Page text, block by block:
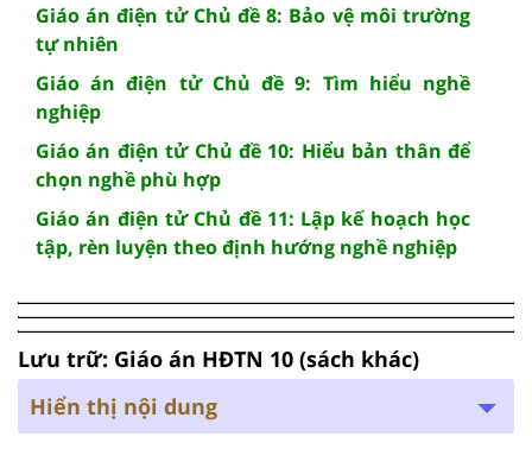
Giáo án điện tử Chủ đề 8: Bảo vệ môi trường
tự nhiên
Giáo án điện tử Chủ đề 9: Tìm hiểu nghề
nghiệp
Giáo án điện tử Chủ đề 10: Hiểu bản thân để
chọn nghề phù hợp
Giáo án điện tử Chủ đề 11: Lập kế hoạch học
tập, rèn luyện theo định hướng nghề nghiệp
Lưu trữ: Giáo án HĐTN 10 (sách khác)
Hiển thị nội dung